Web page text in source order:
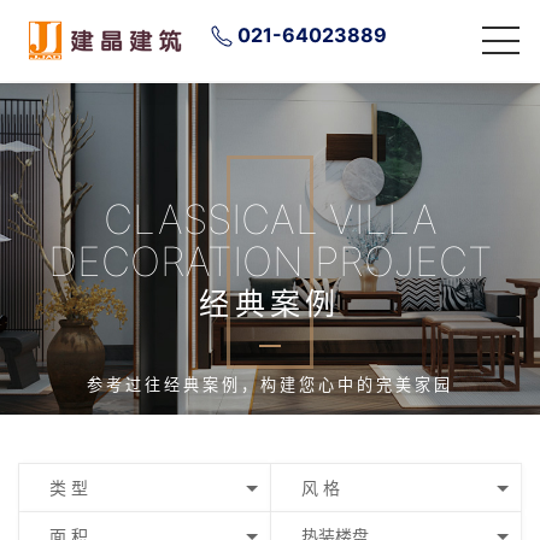
021-64023889
CLASSICAL VILLA
DECORATION PROJECT
经典案例
参考过往经典案例，构建您心中的完美家园
类 型 风 格